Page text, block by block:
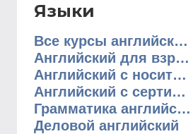
Языки
Все курсы английского языка
Английский для взрослых
Английский с носителем
Английский с сертификатом
Грамматика английского языка
Деловой английский